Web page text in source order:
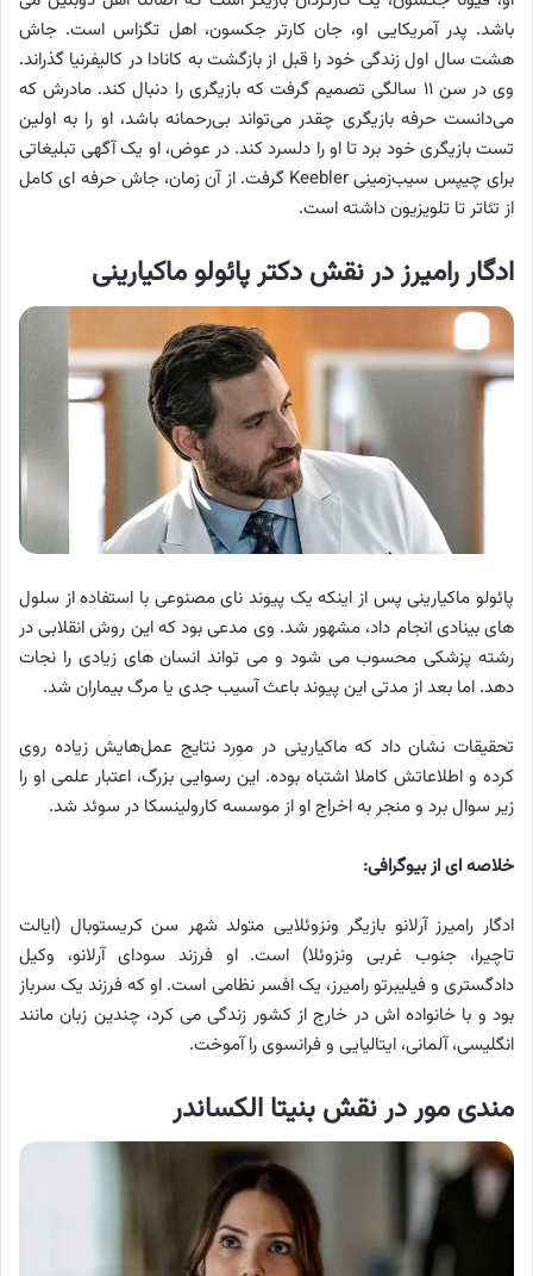
باشد. پدر آمریکایی او، جان کارتر جکسون، اهل تگزاس است. جاش
هشت سال اول زندگی خود را قبل از بازگشت به کانادا در کالیفرنیا گذراند.
وی در سن ۱۱ سالگی تصمیم گرفت که بازیگری را دنبال کند. مادرش که
می‌دانست حرفه بازیگری چقدر می‌تواند بی‌رحمانه باشد، او را به اولین
تست بازیگری خود برد تا او را دلسرد کند. در عوض، او یک آگهی تبلیغاتی
برای چیپس سیب‌زمینی Keebler گرفت. از آن زمان، جاش حرفه ای کامل
از تئاتر تا تلویزیون داشته است.
ادگار رامیرز در نقش دکتر پائولو ماکیارینی
پائولو ماکیارینی پس از اینکه یک پیوند نای مصنوعی با استفاده از سلول
های بینادی انجام داد، مشهور شد. وی مدعی بود که این روش انقلابی در
رشته پزشکی محسوب می شود و می تواند انسان های زیادی را نجات
دهد. اما بعد از مدتی این پیوند باعث آسیب جدی یا مرگ بیماران شد.
تحقیقات نشان داد که ماکیارینی در مورد نتایج عمل‌هایش زیاده روی
کرده و اطلاعاتش کاملا اشتباه بوده. این رسوایی بزرگ، اعتبار علمی او را
زیر سوال برد و منجر به اخراج او از موسسه کارولینسکا در سوئد شد.
خلاصه ای از بیوگرافی:
ادگار رامیرز آرلانو بازیگر ونزوئلایی متولد شهر سن کریستوبال (ایالت
تاچیرا، جنوب غربی ونزوئلا) است. او فرزند سودای آرلانو، وکیل
دادگستری و فیلیبرتو رامیرز، یک افسر نظامی است. او که فرزند یک سرباز
بود و با خانواده اش در خارج از کشور زندگی می کرد، چندین زبان مانند
انگلیسی، آلمانی، ایتالیایی و فرانسوی را آموخت.
مندی مور در نقش بنیتا الکساندر